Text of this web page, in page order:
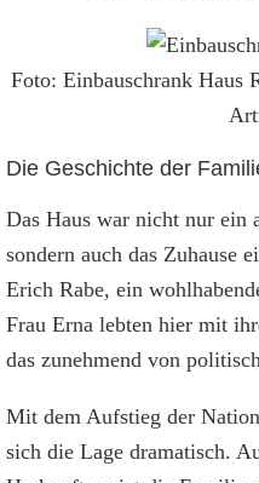
Foto: Einbauschrank Haus
Die Geschichte der
Das Haus war nicht nur ein
sondern auch das Zuhause
Erich Rabe, ein
Frau Erna lebten hier mit
das zunehmend von
Mit dem Aufstieg der
sich die Lage dramatisch.